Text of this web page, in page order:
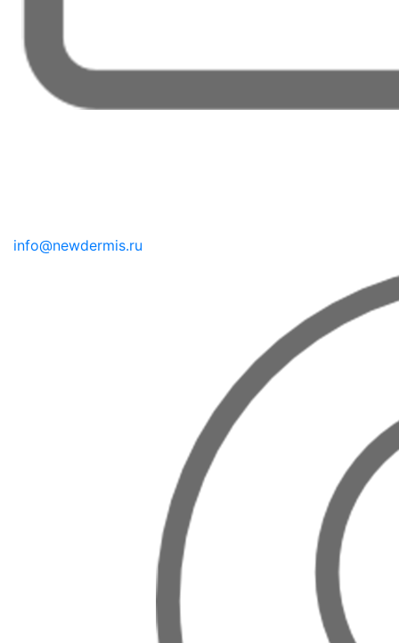
info@newdermis.ru